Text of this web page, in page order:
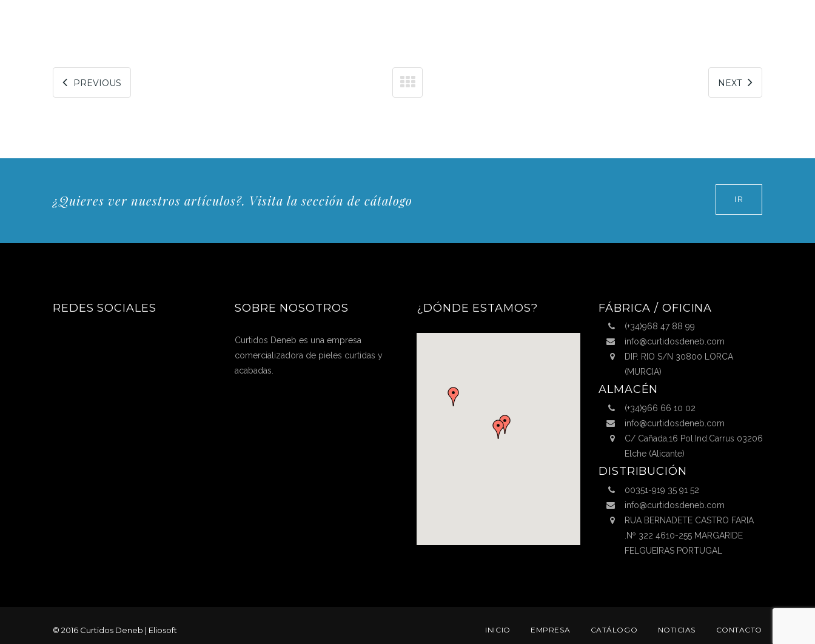
PREVIOUS NEXT
¿Quieres ver nuestros artículos?. Visita la sección de cátalogo IR
REDES SOCIALES SOBRE NOSOTROS
Curtidos Deneb es una empresa
comercializadora de pieles curtidas y
acabadas.
¿DÓNDE ESTAMOS? FÁBRICA / OFICINA
(+34)968 47 88 99
info@curtidosdeneb.com
DIP. RIO S/N 30800 LORCA
(MURCIA)
ALMACÉN
(+34)966 66 10 02
info@curtidosdeneb.com
C/ Cañada,16 Pol.Ind.Carrus 03206
Elche (Alicante)
DISTRIBUCIÓN
00351-919 35 91 52
info@curtidosdeneb.com
RUA BERNADETE CASTRO FARIA
.Nº 322 4610-255 MARGARIDE
FELGUEIRAS PORTUGAL
© 2016 Curtidos Deneb | Eliosoft INICIO EMPRESA CATÁLOGO NOTICIAS CONTACTO